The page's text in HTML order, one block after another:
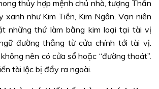
thủy hợp mệnh chủ nhà, tượng Thần
xanh như Kim Tiền, Kim Ngân, Vạn niên
những thứ làm bằng kim loại tại tài vị
đường thẳng từ cửa chính tới tài vị.
nên có cửa sổ hoặc “đường thoát”.
tài lộc bị đẩy ra ngoài.